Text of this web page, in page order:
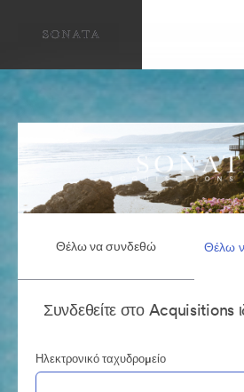
Θέλω να συνδεθώ Θέλω
Συνδεθείτε στο Acquisitions
Ηλεκτρονικό ταχυδρομείο